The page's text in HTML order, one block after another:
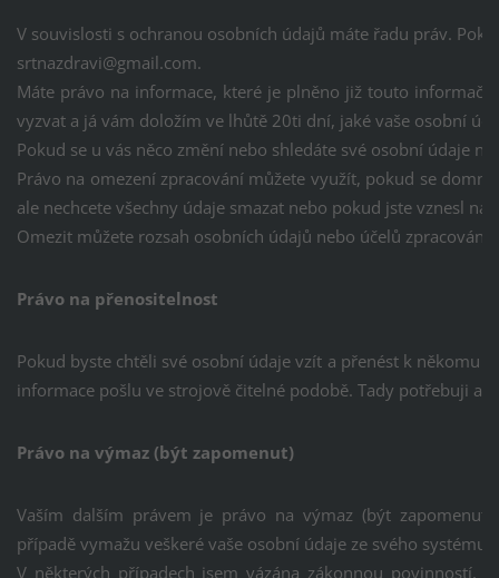
V souvislosti s ochranou osobních údajů máte řadu práv.
srtnazdravi@gmail.com.
Máte právo na informace, které je plněno již touto
vyzvat a já vám doložím ve lhůtě 20ti dní, jaké vaše osobní
Pokud se u vás něco změní nebo shledáte své osobní údaje
Právo na omezení zpracování můžete využít, pokud se
ale nechcete všechny údaje smazat nebo pokud jste vznesl
Omezit můžete rozsah osobních údajů nebo účelů
Právo na přenositelnost
Pokud byste chtěli své osobní údaje vzít a přenést k
informace pošlu ve strojově čitelné podobě. Tady potřebuji
Právo na výmaz (být zapomenut)
Vaším dalším právem je právo na výmaz (být
případě vymažu veškeré vaše osobní údaje ze svého
V některých případech jsem vázána zákonnou povinností,